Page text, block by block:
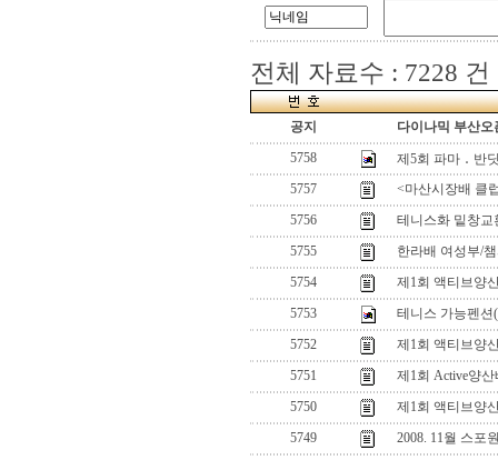
전체 자료수 : 7228 건
공지
다이나믹 부산오
5758
제5회 파마 ․ 반
5757
<마산시장배 클
5756
테니스화 밑창교
5755
한라배 여성부/
5754
제1회 액티브양
5753
테니스 가능펜션
5752
제1회 액티브양
5751
제1회 Active양
5750
제1회 액티브양
5749
2008. 11월 스포